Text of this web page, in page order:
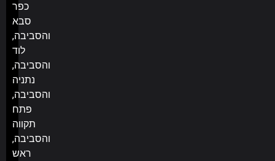
כפר
סבא
והסביבה,
לוד
והסביבה,
נתניה
והסביבה,
פתח
תקווה
והסביבה,
ראש